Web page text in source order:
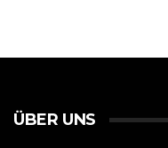
ÜBER UNS